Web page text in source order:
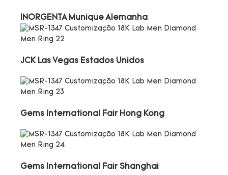
INORGENTA Munique Alemanha
JCK Las Vegas Estados Unidos
Gems International Fair Hong Kong
Gems International Fair Shanghai